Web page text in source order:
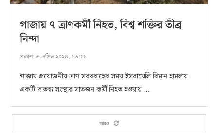
গাজায় ৭ ত্রাণকর্মী নিহত, বিশ্ব শক্তির তীব্র
নিন্দা
প্রকাশ: ৩ এপ্রিল ২০২৪, ১৩:১১
গাজায় প্রয়োজনীয় ত্রাণ সরবরাহের সময় ইসরায়েলি বিমান হামলায়
একটি দাতব্য সংস্থার সাতজন কর্মী নিহত হওয়ায় …
আরও